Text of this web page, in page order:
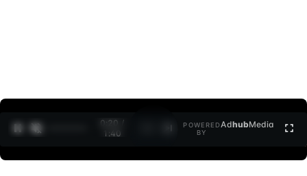
0:21 /
1:40
POWERED
BY
AdhubMedia